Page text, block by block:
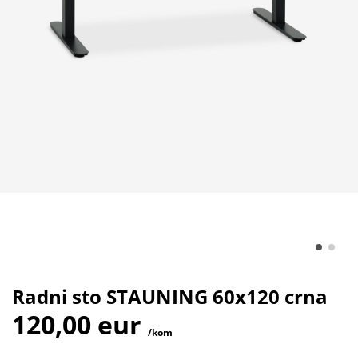
Radni sto STAUNING 60x120 crna
120,00 eur /kom